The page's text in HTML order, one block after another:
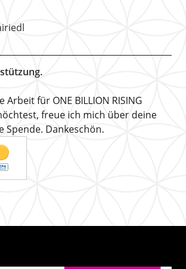
Arbeit für ONE BILLION RISING
freue ich mich über deine
Spende. Dankeschön.